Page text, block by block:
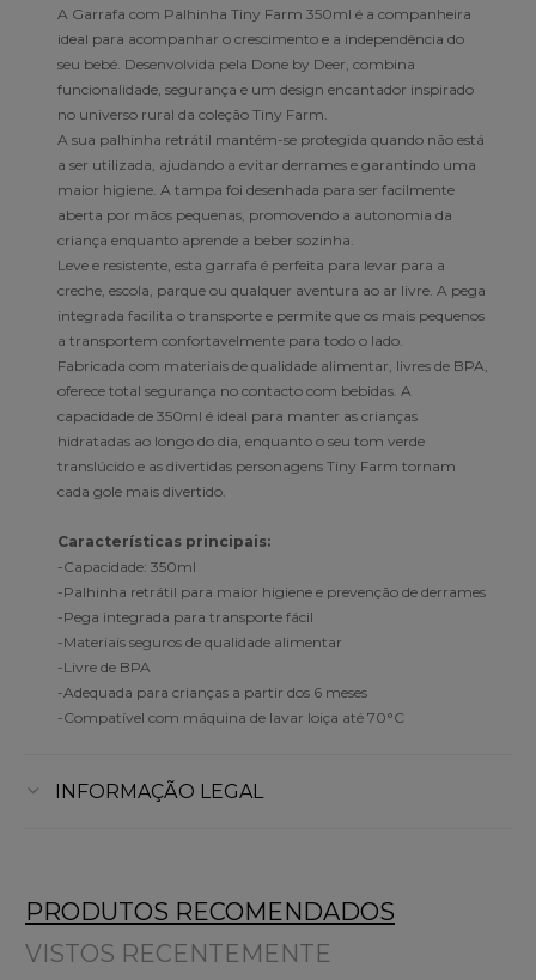
A Garrafa com Palhinha Tiny Farm 350ml é a companheira
ideal para acompanhar o crescimento e a independência do
seu bebé. Desenvolvida pela Done by Deer, combina
funcionalidade, segurança e um design encantador inspirado
no universo rural da coleção Tiny Farm.
A sua palhinha retrátil mantém-se protegida quando não está
a ser utilizada, ajudando a evitar derrames e garantindo uma
maior higiene. A tampa foi desenhada para ser facilmente
aberta por mãos pequenas, promovendo a autonomia da
criança enquanto aprende a beber sozinha.
Leve e resistente, esta garrafa é perfeita para levar para a
creche, escola, parque ou qualquer aventura ao ar livre. A pega
integrada facilita o transporte e permite que os mais pequenos
a transportem confortavelmente para todo o lado.
Fabricada com materiais de qualidade alimentar, livres de BPA,
oferece total segurança no contacto com bebidas. A
capacidade de 350ml é ideal para manter as crianças
hidratadas ao longo do dia, enquanto o seu tom verde
translúcido e as divertidas personagens Tiny Farm tornam
cada gole mais divertido.
Características principais:
-Capacidade: 350ml
-Palhinha retrátil para maior higiene e prevenção de derrames
-Pega integrada para transporte fácil
-Materiais seguros de qualidade alimentar
-Livre de BPA
-Adequada para crianças a partir dos 6 meses
-Compatível com máquina de lavar loiça até 70°C
INFORMAÇÃO LEGAL
PRODUTOS RECOMENDADOS
VISTOS RECENTEMENTE